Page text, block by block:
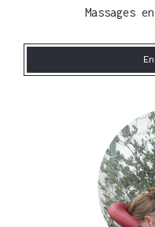
Massages